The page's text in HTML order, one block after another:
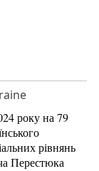
року на 79
рівнянь
Перестюка